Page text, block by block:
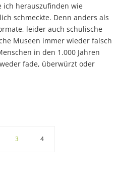
ich herauszufinden wie
schmeckte. Denn anders als
leider auch schulische
Museen immer wieder falsch
in den 1.000 Jahren
fade, überwürzt oder
3 4